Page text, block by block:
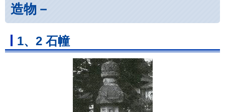
造物－
1、2 石幢